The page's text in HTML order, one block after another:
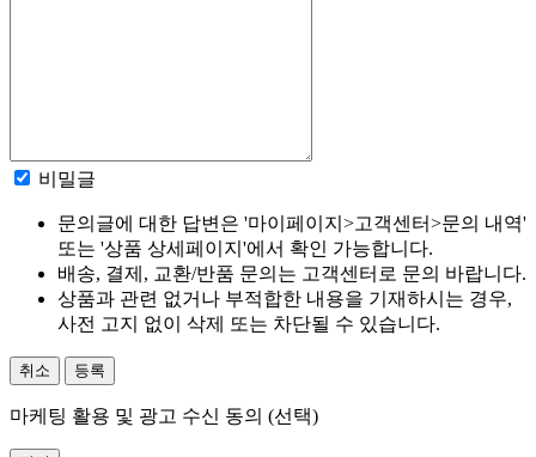
비밀글
문의글에 대한 답변은 '마이페이지>고객센터>문의 내역'
또는 '상품 상세페이지'에서 확인 가능합니다.
배송, 결제, 교환/반품 문의는 고객센터로 문의 바랍니다.
상품과 관련 없거나 부적합한 내용을 기재하시는 경우,
사전 고지 없이 삭제 또는 차단될 수 있습니다.
취소 등록
마케팅 활용 및 광고 수신 동의 (선택)